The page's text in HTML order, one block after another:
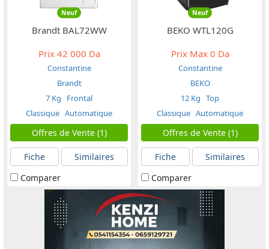
Neuf
Brandt BAL72WW
Prix42 000 Da
Constantine
Brandt
7 Kg
Frontal
Classique Automatique
Offres de Vente (1)
Fiche
Similaires
Comparer
Neuf
BEKO WTL120G
Prix Max0 Da
Constantine
BEKO
12 Kg Top
Classique Automatique
Offres de Vente (1)
Fiche
Similaires
Comparer